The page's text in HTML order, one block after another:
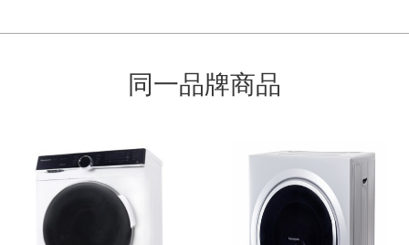
同一品牌商品